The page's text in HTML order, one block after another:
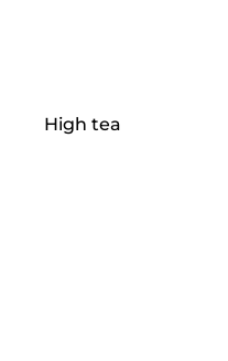
High tea